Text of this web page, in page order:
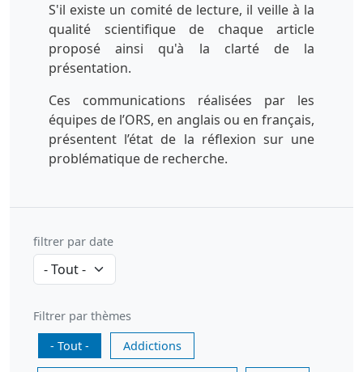
S'il existe un comité de lecture, il veille à la
qualité scientifique de chaque article
proposé ainsi qu'à la clarté de la
présentation.
Ces communications réalisées par les
équipes de l’ORS, en anglais ou en français,
présentent l’état de la réflexion sur une
problématique de recherche.
filtrer par date
Filtrer par thèmes
- Tout -
Addictions